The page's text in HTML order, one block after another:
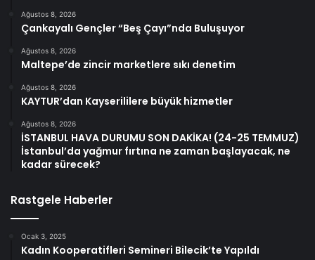
Ağustos 8, 2026
Çankayalı Gençler “Beş Çayı”nda Buluşuyor
Ağustos 8, 2026
Maltepe’de zincir marketlere sıkı denetim
Ağustos 8, 2026
KAYTUR’dan Kayserililere büyük hizmetler
Ağustos 8, 2026
İSTANBUL HAVA DURUMU SON DAKİKA! (24-25 TEMMUZ)
İstanbul’da yağmur fırtına ne zaman başlayacak, ne
kadar sürecek?
Rastgele Haberler
Ocak 3, 2025
Kadın Kooperatifleri Semineri Bilecik’te Yapıldı